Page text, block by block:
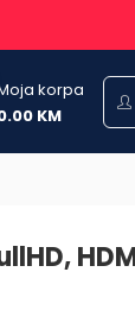
korpa
KM